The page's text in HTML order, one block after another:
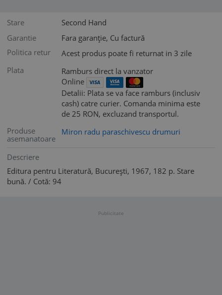
Stare
Second Hand
Garantie
Fara garanție, Cu factură
Politica retur
Acest produs poate fi returnat in 3 zile
Plata
Ramburs direct la vanzator
Online
Detalii: Plata se va face ramburs (inclusiv
cash) catre curier. Comanda minima este
de 25 RON, excluzand transportul.
Produse
asemanatoare
Miron radu paraschivescu drumuri
Descriere
Editura pentru Literatură, București, 1967, 182 p. Stare
bună. / Cotă: 94
Publicitate